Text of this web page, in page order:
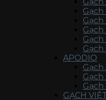
Gạch
APODIO
Gạch
Gạch
Gạch
GẠCH